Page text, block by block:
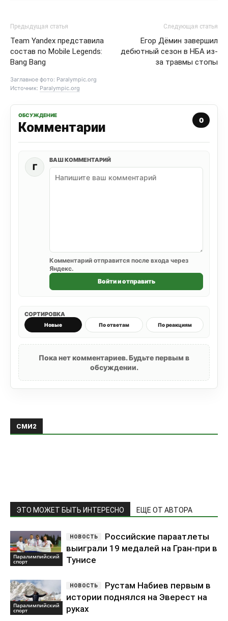
Предыдущая статья
Team Yandex представила
состав по Mobile Legends:
Bang Bang
Следующая статья
Егор Дёмин завершил
дебютный сезон в НБА из-
за травмы стопы
Заглавное фото: Paralympic.org
Источник: Paralympic.org
ОБСУЖДЕНИЕ
Комментарии 0
Г
ВАШ КОММЕНТАРИЙ
Комментарий отправится после входа через
Яндекс.
Войти и отправить
СОРТИРОВКА
Новые По ответам По реакциям
Пока нет комментариев. Будьте первым в
обсуждении.
СМИ2
ЭТО МОЖЕТ БЫТЬ ИНТЕРЕСНО ЕЩЕ ОТ АВТОРА
Паралимпийский
спорт
Российские параатлеты
выиграли 19 медалей на Гран-при в
Тунисе
Паралимпийский
спорт
Рустам Набиев первым в
истории поднялся на Эверест на
руках